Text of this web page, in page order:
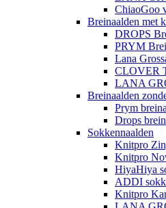
ChiaoGoo
Breinaalden met
DROPS
PRYM
Lana
CLOVER
LANA
Breinaalden
Prym
Drops
Sokkennaalden
Knitpro
Knitpro
HiyaHiya
ADDI
Knitpro